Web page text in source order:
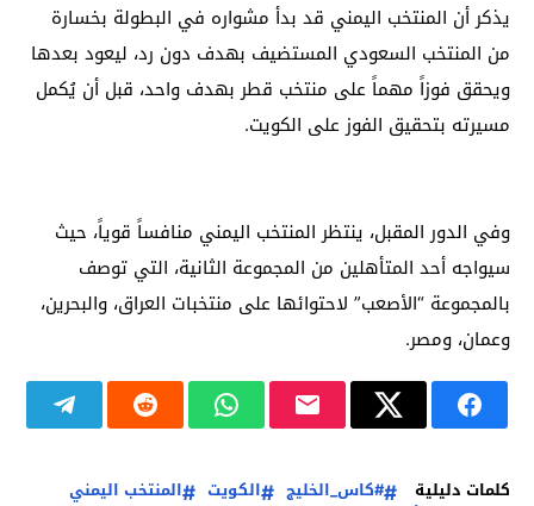
يذكر أن المنتخب اليمني قد بدأ مشواره في البطولة بخسارة
من المنتخب السعودي المستضيف بهدف دون رد، ليعود بعدها
ويحقق فوزاً مهماً على منتخب قطر بهدف واحد، قبل أن يُكمل
مسيرته بتحقيق الفوز على الكويت.
وفي الدور المقبل، ينتظر المنتخب اليمني منافساً قوياً، حيث
سيواجه أحد المتأهلين من المجموعة الثانية، التي توصف
بالمجموعة “الأصعب” لاحتوائها على منتخبات العراق، والبحرين،
وعمان، ومصر.
كلمات دليلية #كاس_الخليج الكويت
المنتخب اليمني